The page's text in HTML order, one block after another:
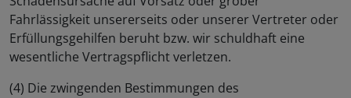
Fahrlässigkeit unsererseits oder unserer Vertreter oder
Erfüllungsgehilfen beruht bzw. wir schuldhaft eine
wesentliche Vertragspflicht verletzen.
(4) Die zwingenden Bestimmungen des